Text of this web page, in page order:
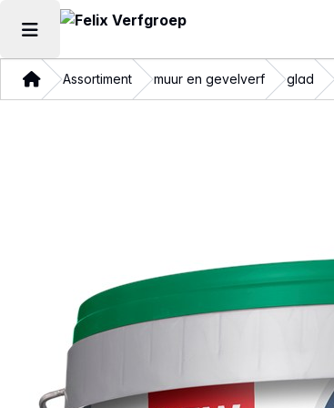
Hoofdmenu openen
ThuisAssortiment muur en gevelverf glad